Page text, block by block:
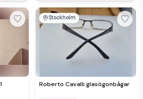
Stockholm
Roberto Cavalli glasögonbågar